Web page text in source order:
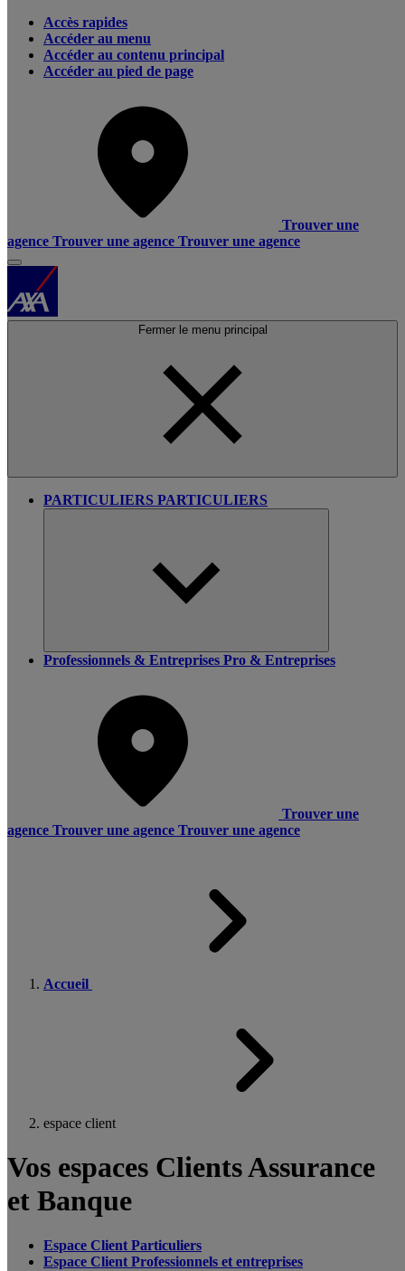
Accès rapides
Accéder au menu
Accéder au contenu principal
Accéder au pied de page
Trouver une
agence Trouver une agence Trouver une agence
Fermer le menu principal
PARTICULIERS PARTICULIERS
Professionnels & Entreprises Pro & Entreprises
Trouver une
agence Trouver une agence Trouver une agence
Accueil
espace client
Vos espaces Clients Assurance
et Banque
Espace Client Particuliers
Espace Client Professionnels et entreprises